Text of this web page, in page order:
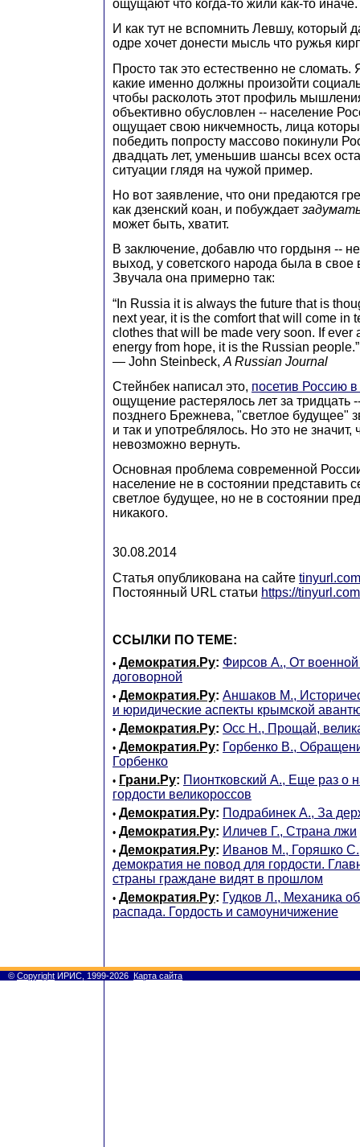
ощущают что когда-то жили как-то иначе.
И как тут не вспомнить Левшу, который
одре хочет донести мысль что ружья
Просто так это естественно не
какие именно должны произойти
чтобы расколоть этот профиль
объективно обусловлен -- население
ощущает свою никчемность, лица
победить попросту массово покинули
двадцать лет, уменьшив шансы всех
ситуации глядя на чужой пример.
Но вот заявление, что они предаются
как дзенский коан, и побуждает
может быть, хватит.
В заключение, добавлю что гордыня --
выход, у советского народа была в свое
Звучала она примерно так:
“In Russia it is always the future that is
next year, it is the comfort that will come in
clothes that will be made very soon. If ever
energy from hope, it is the Russian people.”
― John Steinbeck, A Russian Journal
Стейнбек написал это, посетив Россию в
ощущение растерялось лет за тридцать
позднего Брежнева, "светлое будущее"
и так и употреблялось. Но это не значит,
невозможно вернуть.
Основная проблема современной
население не в состоянии представить
светлое будущее, но не в состоянии
никакого.
30.08.2014
Статья опубликована на сайте tinyurl.com
Постоянный URL статьи https://
ССЫЛКИ ПО ТЕМЕ:
• Демократия.Ру: Фирсов А., От военной
договорной
• Демократия.Ру: Аншаков М.,
и юридические аспекты крымской
• Демократия.Ру: Осс Н., Прощай,
• Демократия.Ру: Горбенко В.,
Горбенко
• Грани.Ру: Пионтковский А., Еще раз о
гордости великороссов
• Демократия.Ру: Подрабинек А., За
• Демократия.Ру: Иличев Г., Страна лжи
• Демократия.Ру: Иванов М., Горяшко
демократия не повод для гордости.
страны граждане видят в прошлом
• Демократия.Ру: Гудков Л., Механика
распада. Гордость и самоуничижение
© Copyright ИРИС, 1999-2026 Карта сайта